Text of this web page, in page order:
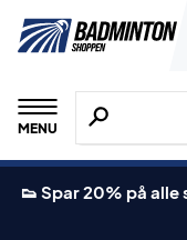
MENU
Søg efter
👟 Spar 20% på alle